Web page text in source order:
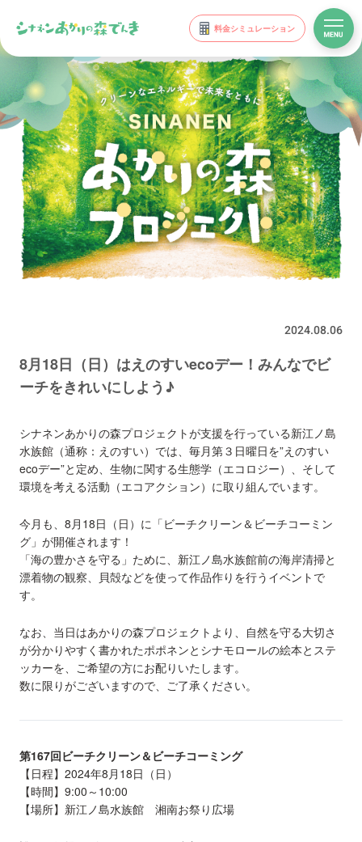
料金シミュレーション
2024.08.06
8月18日（日）はえのすいecoデー！みんなでビ
ーチをきれいにしよう♪
シナネンあかりの森プロジェクトが支援を行っている新江ノ島
水族館（通称：えのすい）では、毎月第３日曜日を”えのすい
ecoデー”と定め、生物に関する生態学（エコロジー）、そして
環境を考える活動（エコアクション）に取り組んでいます。
今月も、8月18日（日）に「ビーチクリーン＆ビーチコーミン
グ」が開催されます！
「海の豊かさを守る」ために、新江ノ島水族館前の海岸清掃と
漂着物の観察、貝殻などを使って作品作りを行うイベントで
す。
なお、当日はあかりの森プロジェクトより、自然を守る大切さ
が分かりやすく書かれたポポネンとシナモロールの絵本とステ
ッカーを、ご希望の方にお配りいたします。
数に限りがございますので、ご了承ください。
第167回ビーチクリーン＆ビーチコーミング
【日程】2024年8月18日（日）
【時間】9:00～10:00
【場所】新江ノ島水族館 湘南お祭り広場